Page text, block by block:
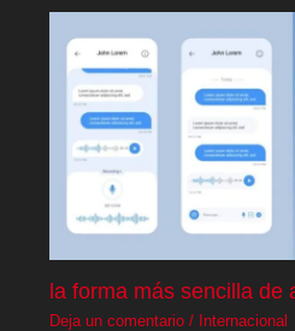
la forma más sencilla de
Deja un comentario / Internacional